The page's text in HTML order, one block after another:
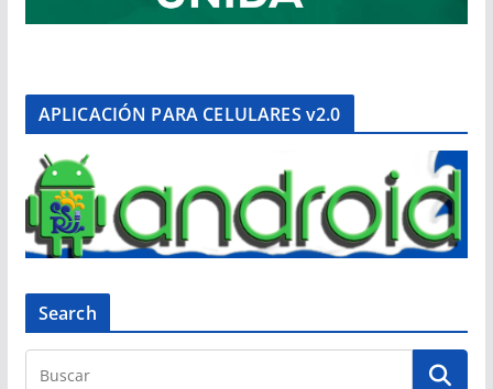
APLICACIÓN PARA CELULARES v2.0
Search